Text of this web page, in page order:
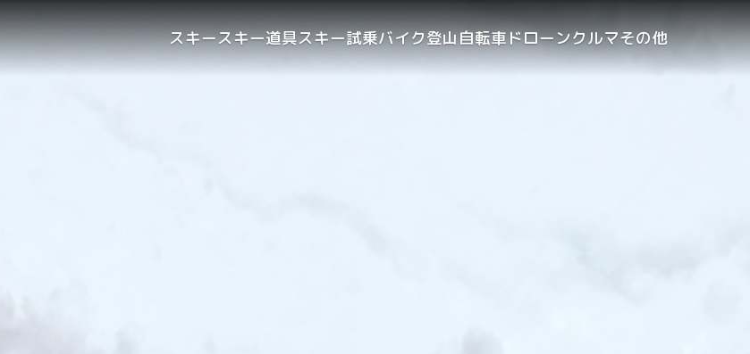
スキースキー道具スキー試乗バイク登山自転車ドローンクルマその他